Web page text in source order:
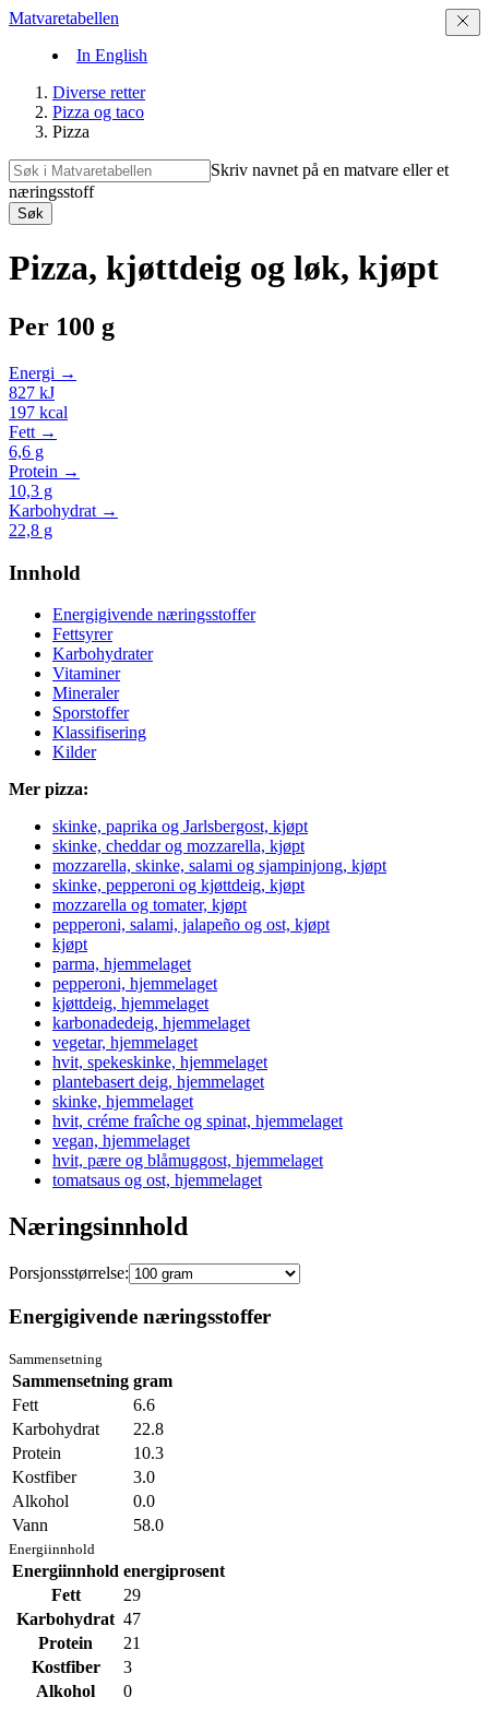
Matvaretabellen
In English
Diverse retter
Pizza og taco
Pizza
Skriv navnet på en matvare eller et
næringsstoff
Søk
Pizza, kjøttdeig og løk, kjøpt
Per 100 g
Energi →
827 kJ
197 kcal
Fett →
6,6 g
Protein →
10,3 g
Karbohydrat →
22,8 g
Innhold
Energigivende næringsstoffer
Fettsyrer
Karbohydrater
Vitaminer
Mineraler
Sporstoffer
Klassifisering
Kilder
Mer pizza:
skinke, paprika og Jarlsbergost, kjøpt
skinke, cheddar og mozzarella, kjøpt
mozzarella, skinke, salami og sjampinjong, kjøpt
skinke, pepperoni og kjøttdeig, kjøpt
mozzarella og tomater, kjøpt
pepperoni, salami, jalapeño og ost, kjøpt
kjøpt
parma, hjemmelaget
pepperoni, hjemmelaget
kjøttdeig, hjemmelaget
karbonadedeig, hjemmelaget
vegetar, hjemmelaget
hvit, spekeskinke, hjemmelaget
plantebasert deig, hjemmelaget
skinke, hjemmelaget
hvit, créme fraîche og spinat, hjemmelaget
vegan, hjemmelaget
hvit, pære og blåmuggost, hjemmelaget
tomatsaus og ost, hjemmelaget
Næringsinnhold
Porsjonsstørrelse:
Energigivende næringsstoffer
Sammensetning
Sammensetning gram
Fett
6.6
Karbohydrat
22.8
Protein
10.3
Kostfiber
3.0
Alkohol
0.0
Vann
58.0
Energiinnhold
Energiinnhold energiprosent
Fett
29
Karbohydrat 47
Protein
21
Kostfiber
3
Alkohol
0